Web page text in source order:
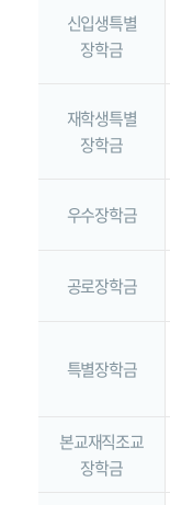
신입생특별
장학금
재학생특별
장학금
우수장학금
공로장학금
특별장학금
본교재직조교
장학금